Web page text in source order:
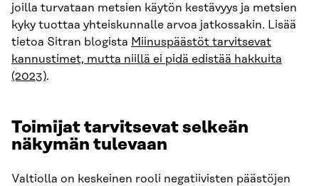
joilla turvataan metsien käytön kestävyys ja metsien
kyky tuottaa yhteiskunnalle arvoa jatkossakin. Lisää
tietoa Sitran blogista Miinuspäästöt tarvitsevat
kannustimet, mutta niillä ei pidä edistää hakkuita
(2023).
Toimijat tarvitsevat selkeän
näkymän tulevaan
Valtiolla on keskeinen rooli negatiivisten päästöjen